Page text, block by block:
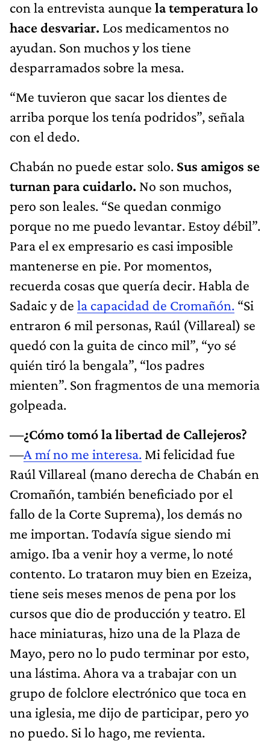
con la entrevista aunque la temperatura lo
hace desvariar. Los medicamentos no
ayudan. Son muchos y los tiene
desparramados sobre la mesa.
“Me tuvieron que sacar los dientes de
arriba porque los tenía podridos”, señala
con el dedo.
Chabán no puede estar solo. Sus amigos se
turnan para cuidarlo. No son muchos,
pero son leales. “Se quedan conmigo
porque no me puedo levantar. Estoy débil”.
Para el ex empresario es casi imposible
mantenerse en pie. Por momentos,
recuerda cosas que quería decir. Habla de
Sadaic y de la capacidad de Cromañón. “Si
entraron 6 mil personas, Raúl (Villareal) se
quedó con la guita de cinco mil”, “yo sé
quién tiró la bengala”, “los padres
mienten”. Son fragmentos de una memoria
golpeada.
—¿Cómo tomó la libertad de Callejeros?
—A mí no me interesa. Mi felicidad fue
Raúl Villareal (mano derecha de Chabán en
Cromañón, también beneficiado por el
fallo de la Corte Suprema), los demás no
me importan. Todavía sigue siendo mi
amigo. Iba a venir hoy a verme, lo noté
contento. Lo trataron muy bien en Ezeiza,
tiene seis meses menos de pena por los
cursos que dio de producción y teatro. El
hace miniaturas, hizo una de la Plaza de
Mayo, pero no lo pudo terminar por esto,
una lástima. Ahora va a trabajar con un
grupo de folclore electrónico que toca en
una iglesia, me dijo de participar, pero yo
no puedo. Si lo hago, me revienta.